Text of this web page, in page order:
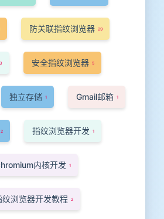
防关联指纹浏览器 29
3 安全指纹浏览器 5
独立存储 1 Gmail邮箱 1
2 指纹浏览器开发 1
内核开发 1
纹浏览器开发教程 2